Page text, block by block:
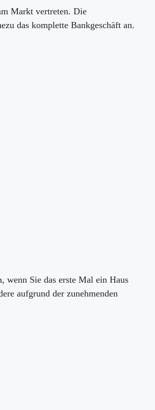
Markt vertreten. Die
das komplette Bankgeschäft an.
wenn Sie das erste Mal ein Haus
aufgrund der zunehmenden